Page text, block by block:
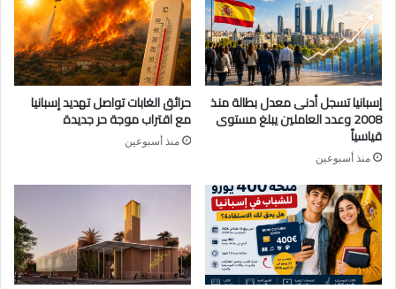
إسبانيا تسجل أدنى معدل بطالة منذ
2008 وعدد العاملين يبلغ مستوى
قياسياً
منذ أسبوعين
حرائق الغابات تواصل تهديد إسبانيا
مع اقتراب موجة حر جديدة
منذ أسبوعين